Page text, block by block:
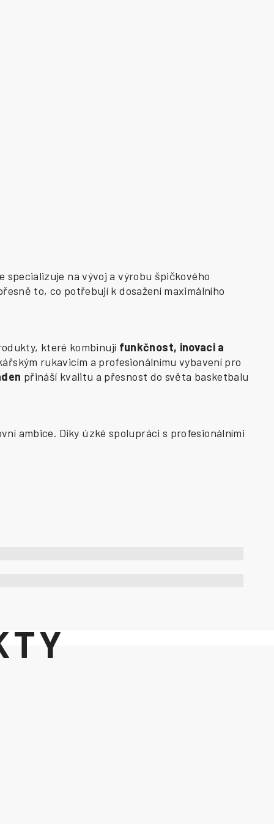
specializuje na vývoj a výrobu špičkového
to, co potřebují k dosažení maximálního
které kombinují funkčnost, inovaci a
rukavicím a profesionálnímu vybavení pro
přináší kvalitu a přesnost do světa basketbalu
ambice. Díky úzké spolupráci s profesionálními